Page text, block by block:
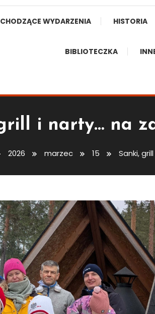
WYDARZENIA HISTORIA
BIBLIOTECZKA
i narty… na
2026 marzec 15 Sanki,